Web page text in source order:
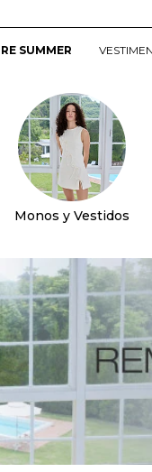
SUMMER
Monos y Vestidos